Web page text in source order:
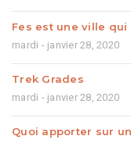
Fes est une ville
mardi - janvier 28, 2020
Trek Grades
mardi - janvier 28, 2020
Quoi apporter sur